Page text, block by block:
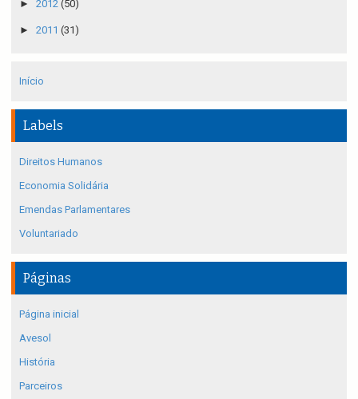
► 2012 (50)
► 2011 (31)
Início
Labels
Direitos Humanos
Economia Solidária
Emendas Parlamentares
Voluntariado
Páginas
Página inicial
Avesol
História
Parceiros